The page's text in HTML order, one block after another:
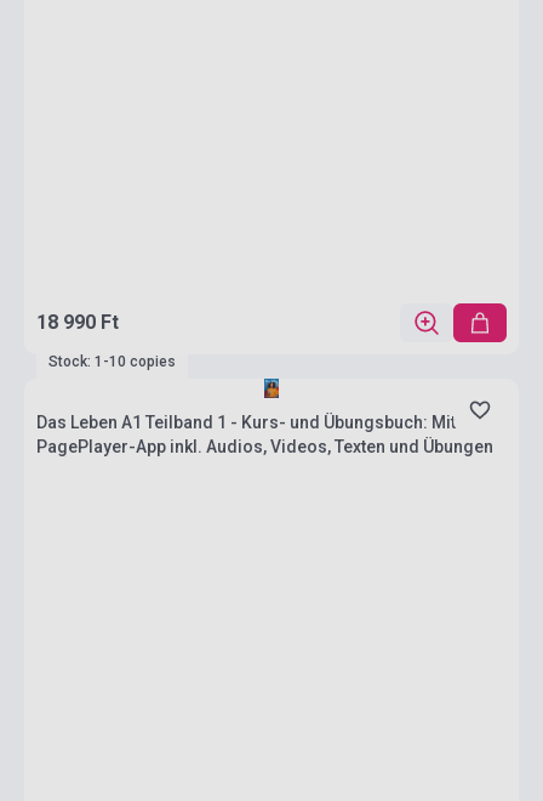
18 990 Ft
Stock: 1-10 copies
Das Leben A1 Teilband 1 - Kurs- und Übungsbuch: Mit
PagePlayer-App inkl. Audios, Videos, Texten und Übungen